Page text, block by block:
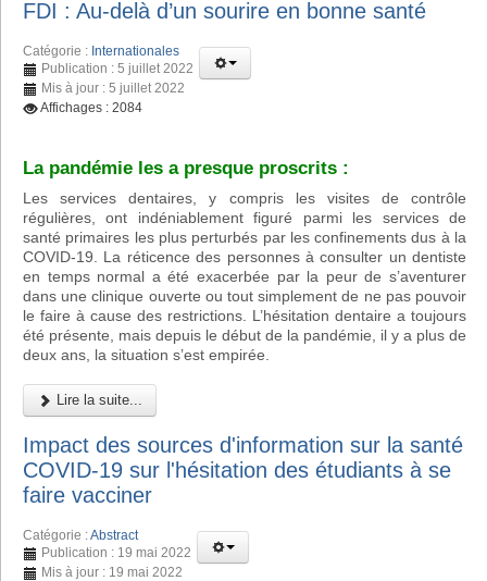
FDI : Au-delà d’un sourire en bonne santé
Catégorie : Internationales
Publication : 5 juillet 2022
Mis à jour : 5 juillet 2022
Affichages : 2084
La pandémie les a presque proscrits :
Les services dentaires, y compris les visites de contrôle
régulières, ont indéniablement figuré parmi les services de
santé primaires les plus perturbés par les confinements dus à la
COVID-19. La réticence des personnes à consulter un dentiste
en temps normal a été exacerbée par la peur de s’aventurer
dans une clinique ouverte ou tout simplement de ne pas pouvoir
le faire à cause des restrictions. L’hésitation dentaire a toujours
été présente, mais depuis le début de la pandémie, il y a plus de
deux ans, la situation s’est empirée.
Lire la suite...
Impact des sources d'information sur la santé
COVID-19 sur l'hésitation des étudiants à se
faire vacciner
Catégorie :Abstract
Publication : 19 mai 2022
Mis à jour : 19 mai 2022